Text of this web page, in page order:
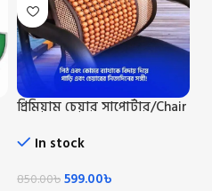
প্রিমিয়াম চেয়ার সাপোর্টার/Chair
In stock
850.00৳599.00৳